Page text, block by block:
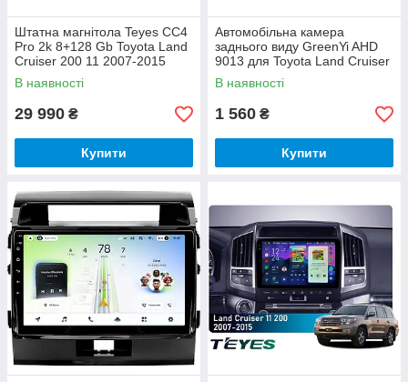
Штатна магнітола Teyes CC4
Pro 2k 8+128 Gb Toyota Land
Cruiser 200 11 2007-2015
(F1) 10"
В наявності
29 990 ₴
Купити
Автомобільна камера
заднього виду GreenYi AHD
9013 для Toyota Land Cruiser
100 Land Cruiser 200 Prado
120
В наявності
1 560 ₴
Купити